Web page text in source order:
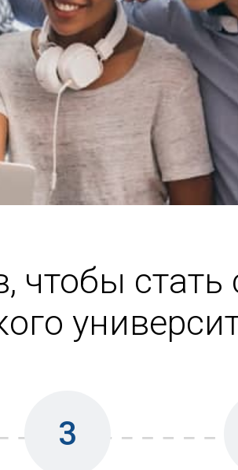
чтобы стать
3